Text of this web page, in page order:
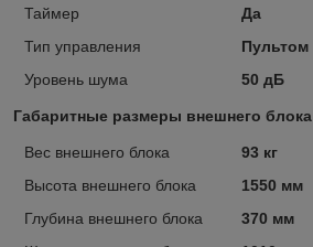
Таймер
Да
Тип управления
Пультом
Уровень шума
50 дБ
Габаритные размеры внешнего блока
Вес внешнего блока
93 кг
Высота внешнего блока
1550 мм
Глубина внешнего блока
370 мм